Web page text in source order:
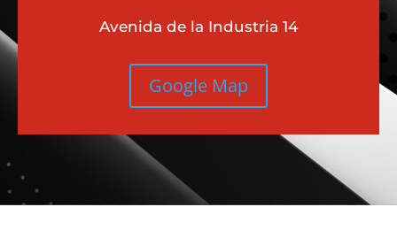
Avenida de la Industria 14
Google Map